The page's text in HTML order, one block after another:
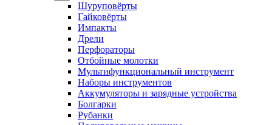
Шуруповёрты
Гайковёрты
Импакты
Дрели
Перфораторы
Отбойные молотки
Мультифункциональный инструмент
Наборы инструментов
Аккумуляторы и зарядные устройства
Болгарки
Рубанки